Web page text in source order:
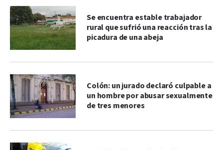
Se encuentra estable trabajador
rural que sufrió una reacción tras la
picadura de una abeja
Colón: un jurado declaró culpable a
un hombre por abusar sexualmente
de tres menores